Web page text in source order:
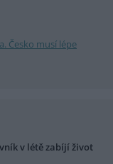
Česko musí lépe
v létě zabíjí život